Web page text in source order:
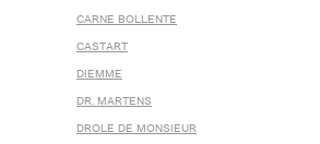
CARNE BOLLENTE
CASTART
DIEMME
DR. MARTENS
DROLE DE MONSIEUR